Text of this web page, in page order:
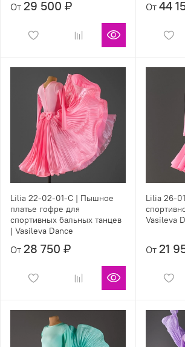
От 29 500 ₽ От 44
Lilia 22-02-01-С | Пышное
платье гофре для
спортивных бальных танцев
| Vasileva Dance
От 28 750 ₽
Lilia 26-
Vasileva
От 21